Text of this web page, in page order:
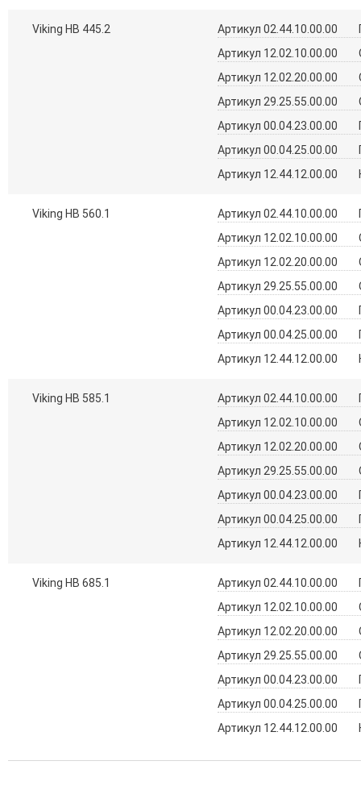
Viking HB 445.2 Артикул 02.44.10.00.00
Артикул 12.02.10.00.00
Артикул 12.02.20.00.00
Артикул 29.25.55.00.00
Артикул 00.04.23.00.00
Артикул 00.04.25.00.00
Артикул 12.44.12.00.00
Viking HB 560.1 Артикул 02.44.10.00.00
Артикул 12.02.10.00.00
Артикул 12.02.20.00.00
Артикул 29.25.55.00.00
Артикул 00.04.23.00.00
Артикул 00.04.25.00.00
Артикул 12.44.12.00.00
Viking HB 585.1 Артикул 02.44.10.00.00
Артикул 12.02.10.00.00
Артикул 12.02.20.00.00
Артикул 29.25.55.00.00
Артикул 00.04.23.00.00
Артикул 00.04.25.00.00
Артикул 12.44.12.00.00
Viking HB 685.1 Артикул 02.44.10.00.00
Артикул 12.02.10.00.00
Артикул 12.02.20.00.00
Артикул 29.25.55.00.00
Артикул 00.04.23.00.00
Артикул 00.04.25.00.00
Артикул 12.44.12.00.00